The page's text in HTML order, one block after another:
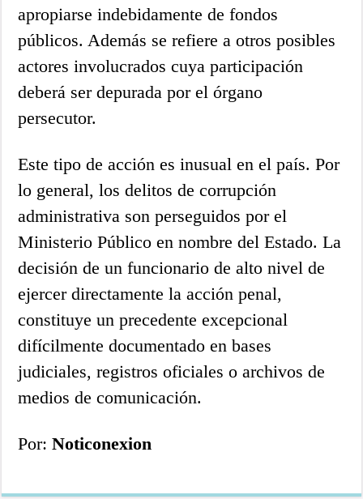
apropiarse indebidamente de fondos
públicos. Además se refiere a otros posibles
actores involucrados cuya participación
deberá ser depurada por el órgano
persecutor.
Este tipo de acción es inusual en el país. Por
lo general, los delitos de corrupción
administrativa son perseguidos por el
Ministerio Público en nombre del Estado. La
decisión de un funcionario de alto nivel de
ejercer directamente la acción penal,
constituye un precedente excepcional
difícilmente documentado en bases
judiciales, registros oficiales o archivos de
medios de comunicación.
Por:Noticonexion